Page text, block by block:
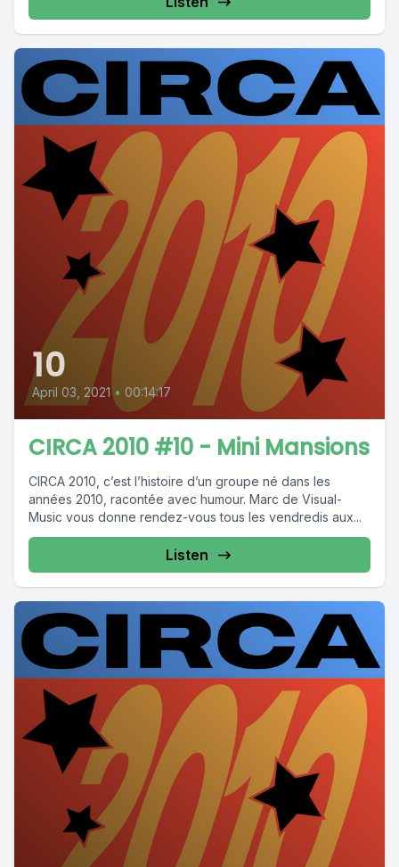
10
April 03, 2021 • 00:14:17
CIRCA 2010 #10 - Mini Mansions
CIRCA 2010, c’est l’histoire d’un groupe né dans les
années 2010, racontée avec humour. Marc de Visual-
Music vous donne rendez-vous tous les vendredis aux...
Listen